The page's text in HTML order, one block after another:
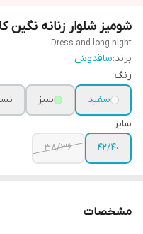
شومیز شلوار زنانه
Dress and long night
برند:ساقدوش
رنگ
سفید
سبز
سایز
۴٠/۴٢
٣۶/٣٨
مشخصات